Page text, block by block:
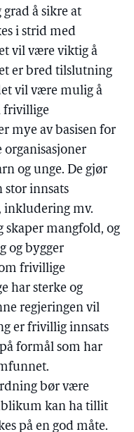
å sikre at
i strid med
vil være viktig å
er bred tilslutning
vil være mulig å
frivillige
mye av basisen for
og unge. De gjør
stor innsats
inkludering mv.
mangfold, og
og bygger
frivillige
har sterke og
regjeringen vil
er frivillig innsats
formål som har
bør være
kan ha tillit
på en god måte.